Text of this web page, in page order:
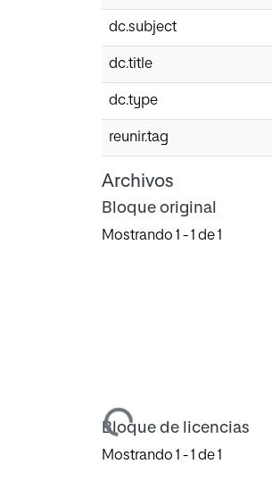
dc.subject
dc.title
dc.type
reunir.tag
Archivos
Bloque original
Mostrando 1 - 1 de 1
Cargando...
Bloque de licencias
Mostrando 1 - 1 de 1